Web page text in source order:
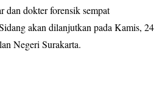
dan dokter forensik sempat
akan dilanjutkan pada Kamis, 24
Negeri Surakarta.